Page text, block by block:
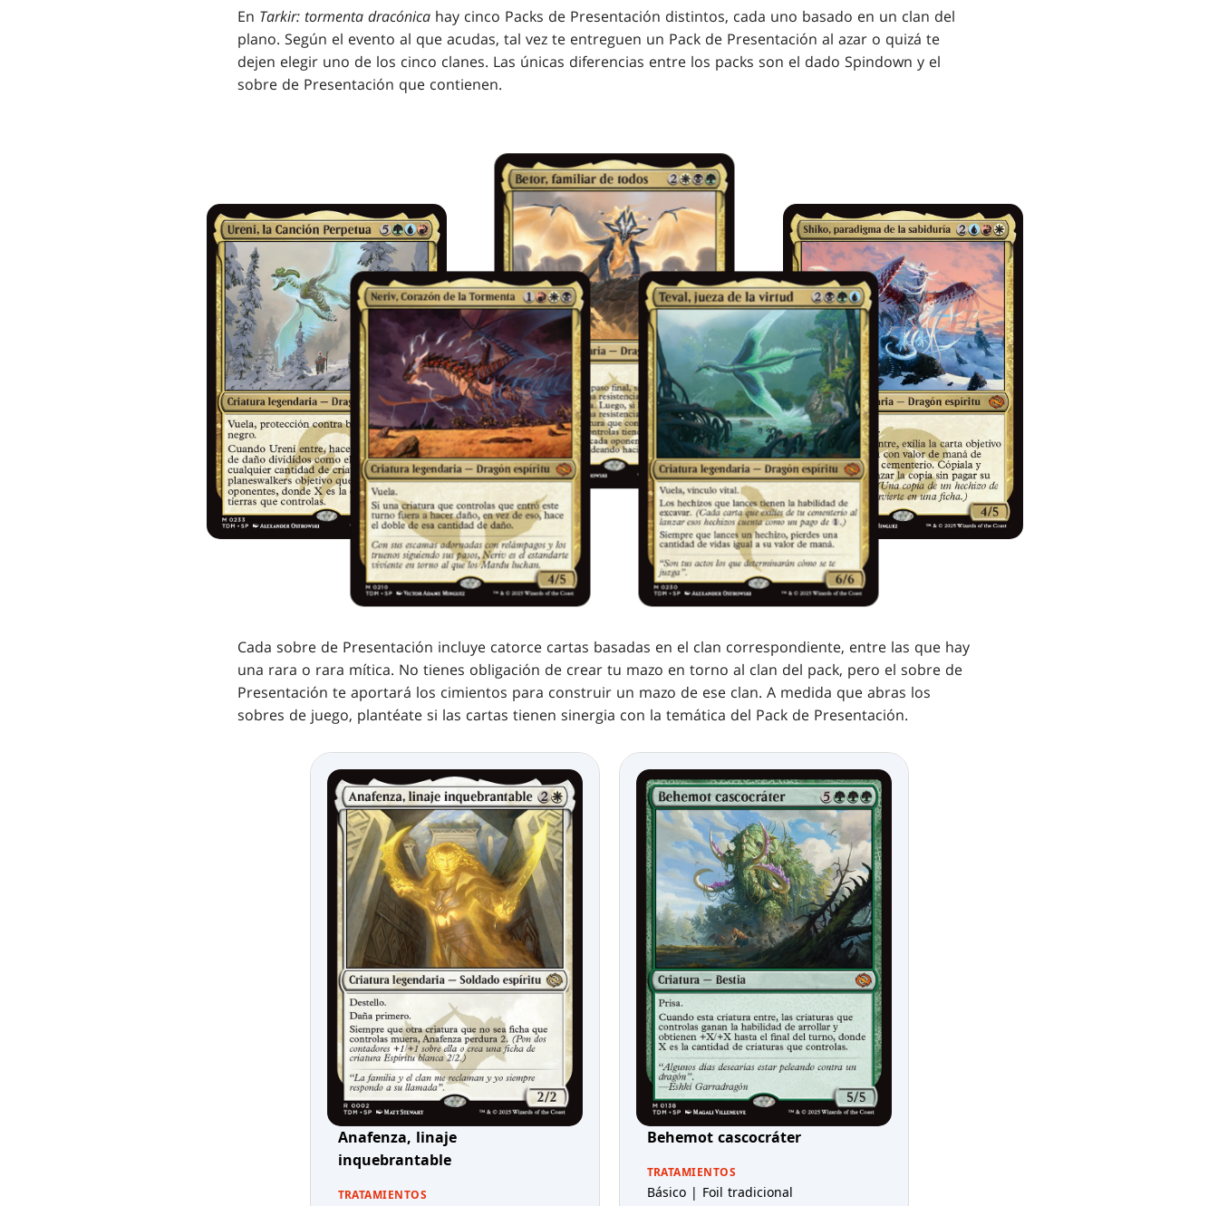
En Tarkir: tormenta dracónica hay cinco Packs de Presentación distintos, cada uno basado en un clan del
plano. Según el evento al que acudas, tal vez te entreguen un Pack de Presentación al azar o quizá te
dejen elegir uno de los cinco clanes. Las únicas diferencias entre los packs son el dado Spindown y el
sobre de Presentación que contienen.
Cada sobre de Presentación incluye catorce cartas basadas en el clan correspondiente, entre las que hay
una rara o rara mítica. No tienes obligación de crear tu mazo en torno al clan del pack, pero el sobre de
Presentación te aportará los cimientos para construir un mazo de ese clan. A medida que abras los
sobres de juego, plantéate si las cartas tienen sinergia con la temática del Pack de Presentación.
Anafenza, linaje
inquebrantable
TRATAMIENTOS
Behemot cascocráter
TRATAMIENTOS
Básico | Foil tradicional